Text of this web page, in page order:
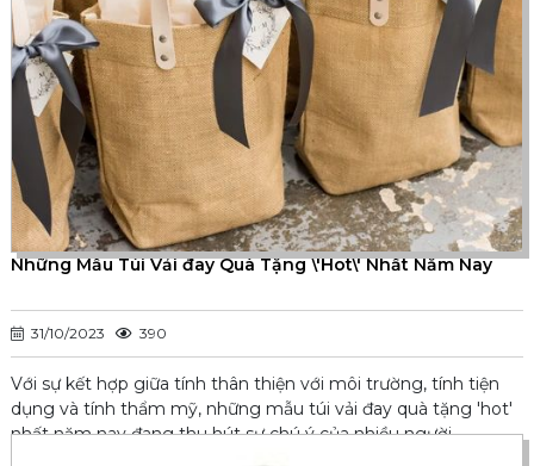
Những Mẫu Túi Vải đay Quà Tặng \'Hot\' Nhất Năm Nay
31/10/2023 390
Với sự kết hợp giữa tính thân thiện với môi trường, tính tiện
dụng và tính thẩm mỹ, những mẫu túi vải đay quà tặng 'hot'
nhất năm nay đang thu hút sự chú ý của nhiều người